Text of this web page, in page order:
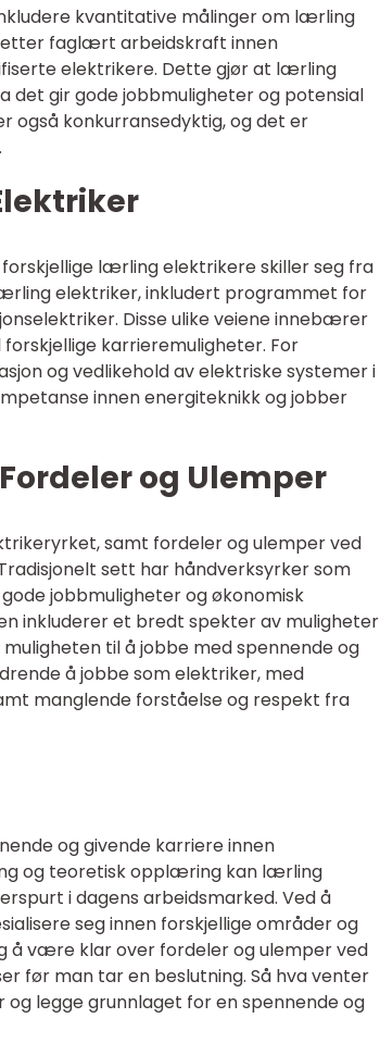
kvantitative målinger om lærling
faglært arbeidskraft innen
elektrikere. Dette gjør at lærling
gir gode jobbmuligheter og potensial
også konkurransedyktig, og det er
lærling elektrikere skiller seg fra
elektriker, inkludert programmet for
Disse ulike veiene innebærer
karrieremuligheter. For
og vedlikehold av elektriske systemer i
innen energiteknikk og jobber
og Ulemper
samt fordeler og ulemper ved
sett har håndverksyrker som
jobbmuligheter og økonomisk
inkluderer et bredt spekter av muligheter
til å jobbe med spennende og
å jobbe som elektriker, med
manglende forståelse og respekt fra
og givende karriere innen
og teoretisk opplæring kan lærling
i dagens arbeidsmarked. Ved å
seg innen forskjellige områder og
å være klar over fordeler og ulemper ved
før man tar en beslutning. Så hva venter
legge grunnlaget for en spennende og